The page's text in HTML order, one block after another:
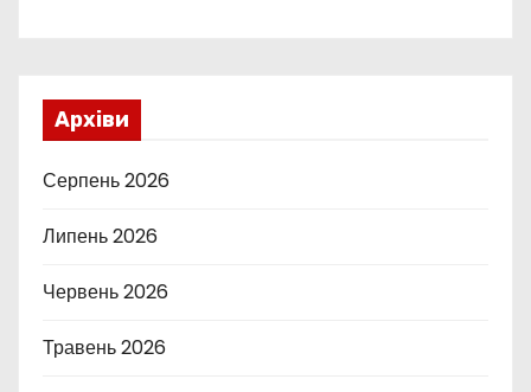
Архіви
Серпень 2026
Липень 2026
Червень 2026
Травень 2026